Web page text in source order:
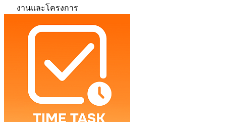
งานและโครงการ